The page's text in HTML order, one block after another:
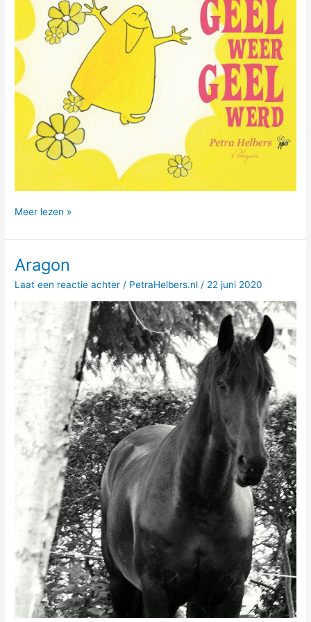
Workshop
Geel
Werd
Meer lezen »
Aragon
Laat een reactie achter / PetraHelbers.nl/ 22 juni 2020